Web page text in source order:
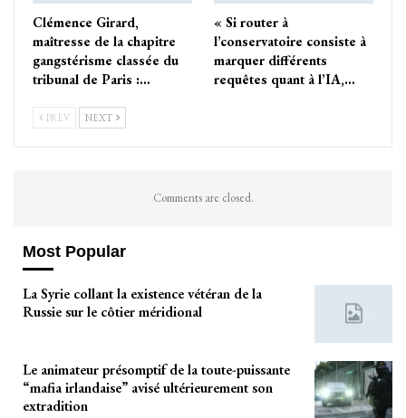
Clémence Girard,
maîtresse de la chapitre
gangstérisme classée du
tribunal de Paris :…
« Si router à
l’conservatoire consiste à
marquer différents
requêtes quant à l’IA,…
PREV NEXT
Comments are closed.
Most Popular
La Syrie collant la existence vétéran de la
Russie sur le côtier méridional
Le animateur présomptif de la toute-puissante
“mafia irlandaise” avisé ultérieurement son
extradition